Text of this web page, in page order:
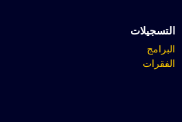
التسجيلات
البرامج
الفقرات